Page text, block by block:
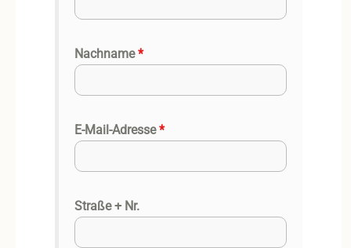
Nachname*
E-Mail-Adresse*
Straße + Nr.